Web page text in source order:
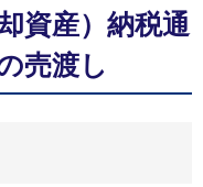
資産）納税通
売渡し